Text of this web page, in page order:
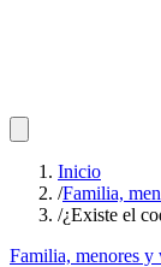
Inicio
/Familia,
/¿Existe el
Familia, menores y